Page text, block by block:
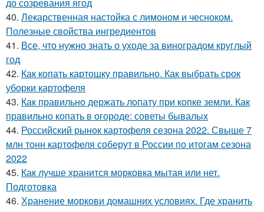
40. Лекарственная настойка с лимоном и чесноком.
Полезные свойства ингредиентов
41. Все, что нужно знать о уходе за виноградом круглый
год
42. Как копать картошку правильно. Как выбрать срок
уборки картофеля
43. Как правильно держать лопату при копке земли. Как
правильно копать в огороде: советы бывалых
44. Российский рынок картофеля сезона 2022. Свыше 7
млн тонн картофеля соберут в России по итогам сезона
2022
45. Как лучше хранится морковка мытая или нет.
Подготовка
46. Хранение моркови домашних условиях. Где хранить